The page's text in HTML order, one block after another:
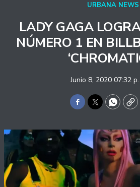
URBANA NEWS
LADY GAGA
NÚMERO 1 EN
Junio 8, 2020 07:32 p.
Facebook
Twitter